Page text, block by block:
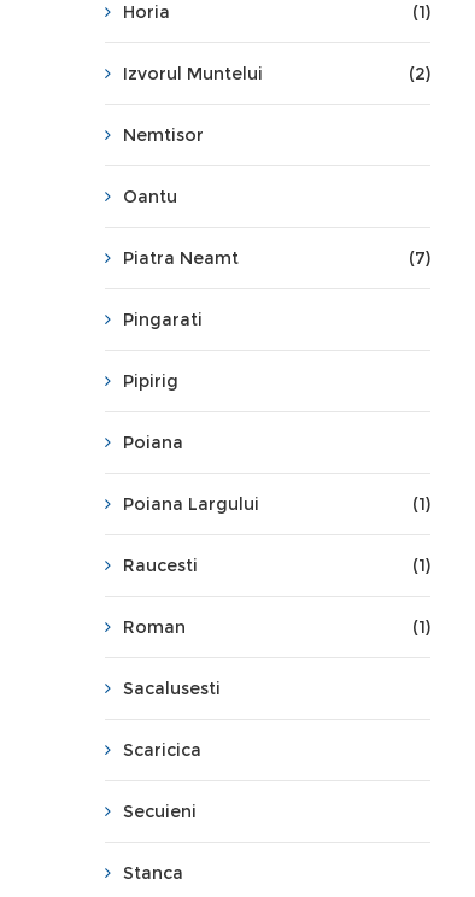
Horia (1)
Izvorul Muntelui (2)
Nemtisor
Oantu
Piatra Neamt (7)
Pingarati
Pipirig
Poiana
Poiana Largului (1)
Raucesti (1)
Roman (1)
Sacalusesti
Scaricica
Secuieni
Stanca